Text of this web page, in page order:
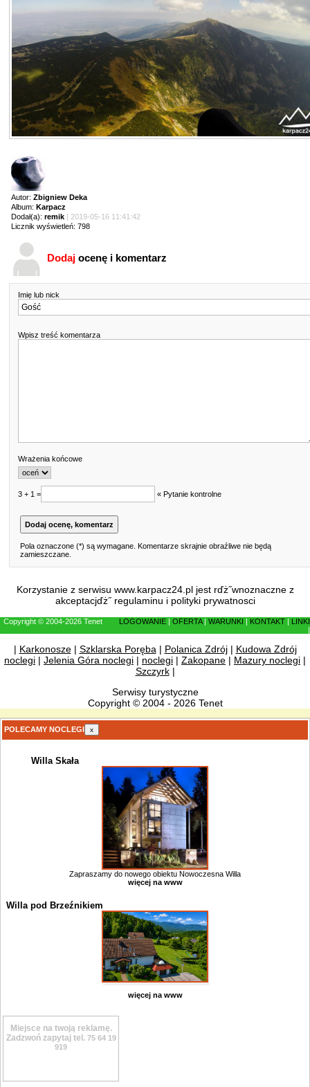
Autor: Zbigniew Deka
Album: Karpacz
Dodał(a): remik
| 2019-05-16 11:41:42
Licznik wyświetleń: 798
Dodaj ocenę i komentarz
Imię lub nick
Wpisz treść komentarza
Wrażenia końcowe
3 + 1 = « Pytanie kontrolne
Pola oznaczone (*) są wymagane. Komentarze skrajnie obraźliwe nie będą
zamieszczane.
Korzystanie z serwisu www.karpacz24.pl jest rďż˝wnoznaczne z
akceptacjďż˝ regulaminu i polityki prywatnosci
Copyright © 2004-2026 Tenet LOGOWANIE OFERTA| WARUNKI KONTAKT
LINKI
| Karkonosze| Szklarska Poręba| Polanica Zdrój| Kudowa Zdrój
noclegi | Jelenia Góra noclegi | noclegi | Zakopane | Mazury noclegi |
Szczyrk|
Serwisy turystyczne
Copyright © 2004 - 2026 Tenet
POLECAMY NOCLEGI x
Willa Skała
Zapraszamy do nowego obiektu Nowoczesna Willa
więcej na www
Willa pod Brzeźnikiem
więcej na www
Miejsce na twoją reklamę.
Zadzwoń zapytaj tel. 75 64 19
919